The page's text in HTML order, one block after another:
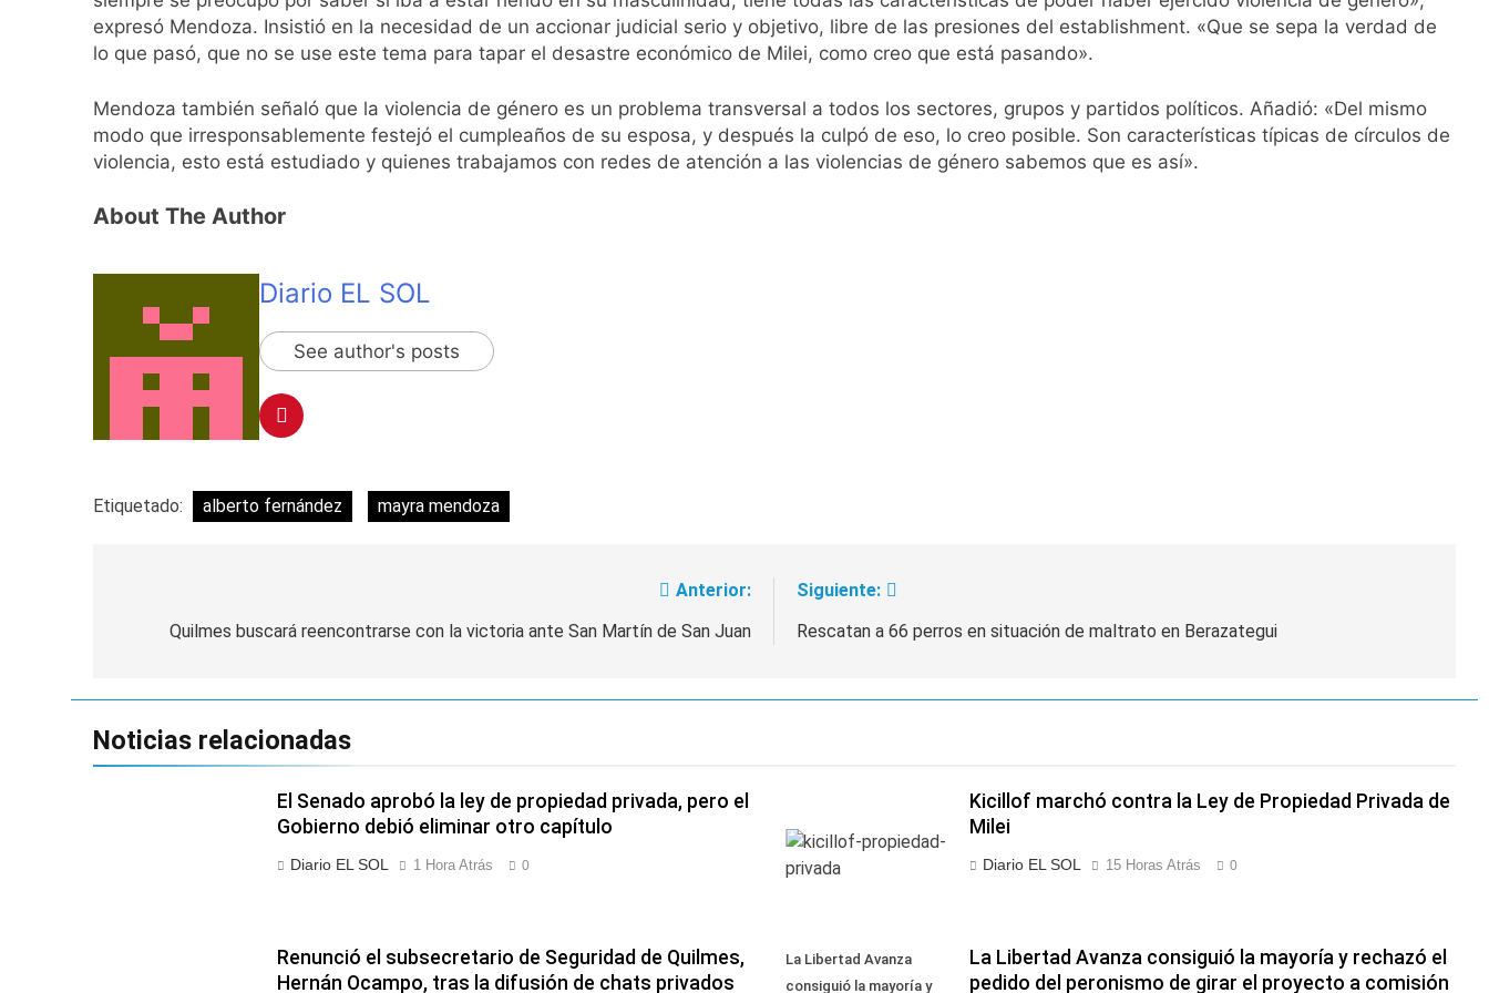
La Diócesis de Quilmes celebra la fiesta de San Cayetano
17 Horas Atrás
17 Horas Atrás
La Municipalidad de Quilmes limpió sumideros y desagües en medio de las lluvias
17 Horas Atrás
Marcha al Congreso: cortes, desvíos y operativo de seguridad por la protesta contra la reforma de la Ley de Tierras
Tormentas severas y fuertes ráfagas de viento: más de 10 provincias bajo alerta meteorológica
expresó Mendoza. Insistió en la necesidad de un accionar judicial serio y objetivo, libre de las presiones del establishment. «Que se sepa la verdad de
lo que pasó, que no se use este tema para tapar el desastre económico de Milei, como creo que está pasando».
Mendoza también señaló que la violencia de género es un problema transversal a todos los sectores, grupos y partidos políticos. Añadió: «Del mismo
modo que irresponsablemente festejó el cumpleaños de su esposa, y después la culpó de eso, lo creo posible. Son características típicas de círculos de
violencia, esto está estudiado y quienes trabajamos con redes de atención a las violencias de género sabemos que es así».
About The Author
Diario EL SOL
See author's posts
Etiquetado: alberto fernández mayra mendoza
Anterior:
Quilmes buscará reencontrarse con la victoria ante San Martín de San Juan
Siguiente:
Rescatan a 66 perros en situación de maltrato en Berazategui
Noticias relacionadas
El Senado aprobó la ley de propiedad privada, pero el
Gobierno debió eliminar otro capítulo
Diario EL SOL 1 Hora Atrás 0
Kicillof marchó contra la Ley de Propiedad Privada de
Milei
Diario EL SOL 15 Horas Atrás 0
Renunció el subsecretario de Seguridad de Quilmes,
Hernán Ocampo, tras la difusión de chats privados
La Libertad Avanza
consiguió la mayoría y
La Libertad Avanza consiguió la mayoría y rechazó el
pedido del peronismo de girar el proyecto a comisión